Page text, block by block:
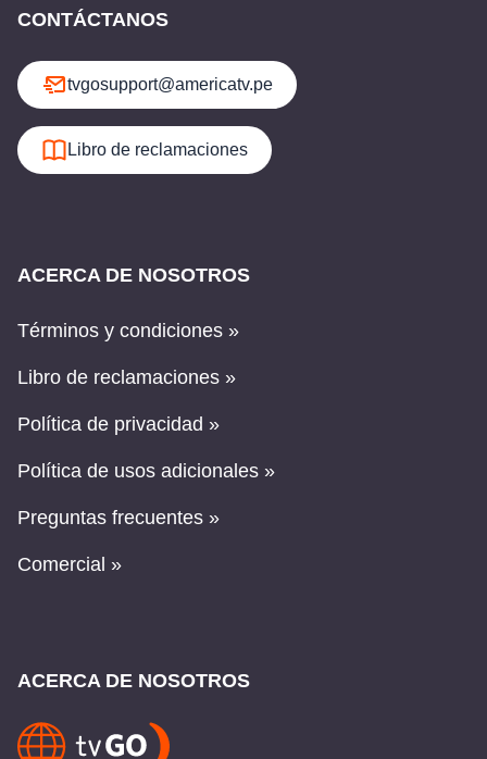
CONTÁCTANOS
tvgosupport@americatv.pe
Libro de reclamaciones
ACERCA DE NOSOTROS
Términos y condiciones »
Libro de reclamaciones »
Política de privacidad »
Política de usos adicionales »
Preguntas frecuentes »
Comercial »
ACERCA DE NOSOTROS